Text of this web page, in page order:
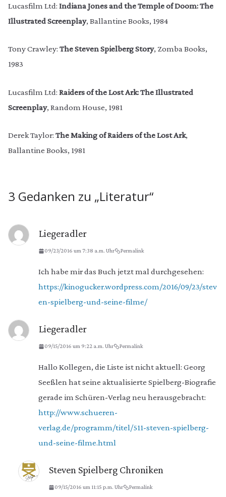
Lucasfilm Ltd: Indiana Jones and the Temple of Doom: The
Illustrated Screenplay, Ballantine Books, 1984
Tony Crawley: The Steven Spielberg Story, Zomba Books,
1983
Lucasfilm Ltd: Raiders of the Lost Ark: The Illustrated
Screenplay, Random House, 1981
Derek Taylor: The Making of Raiders of the Lost Ark,
Ballantine Books, 1981
3 Gedanken zu „Literatur“
Liegeradler
09/23/2016 um 7:38 a.m. Uhr Permalink
Ich habe mir das Buch jetzt mal durchgesehen:
https://kinogucker.wordpress.com/2016/09/23/stev
en-spielberg-und-seine-filme/
Liegeradler
09/15/2016 um 9:22 a.m. Uhr Permalink
Hallo Kollegen, die Liste ist nicht aktuell: Georg
Seeßlen hat seine aktualisierte Spielberg-Biografie
gerade im Schüren-Verlag neu herausgebracht:
http://www.schueren-
verlag.de/programm/titel/511-steven-spielberg-
und-seine-filme.html
Steven Spielberg Chroniken
09/15/2016 um 11:15 p.m. Uhr Permalink